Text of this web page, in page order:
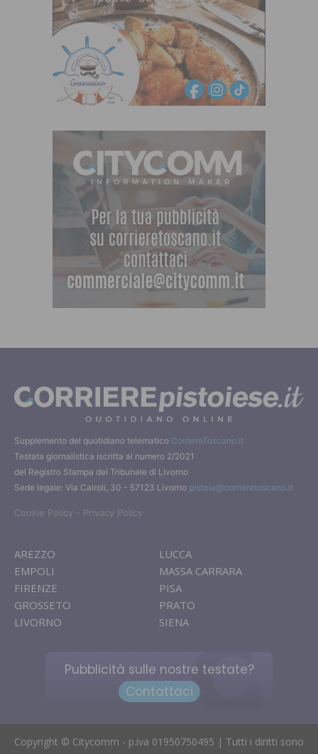
Supplemento del quotidiano telematico CorriereToscano.it
Testata giornalistica iscritta al numero 2/2021
del Registro Stampa del Tribunale di Livorno
Sede legale: Via Cairoli, 30 - 57123 Livorno pistoia@corrieretoscano.it
Cookie Policy - Privacy Policy
AREZZO
EMPOLI
FIRENZE
GROSSETO
LIVORNO
LUCCA
MASSA CARRARA
PISA
PRATO
SIENA
Pubblicità sulle nostre testate?
Contattaci
Copyright © Citycomm - p.iva 01950750495 | Tutti i diritti sono